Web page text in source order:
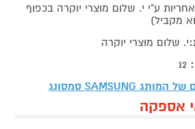
ע"י י. שלום מוצרי יוקרה בכפוף
מקביל)
י. שלום מוצרי יוקרה
12
של המותג SAMSUNG סמסונג
אספקה